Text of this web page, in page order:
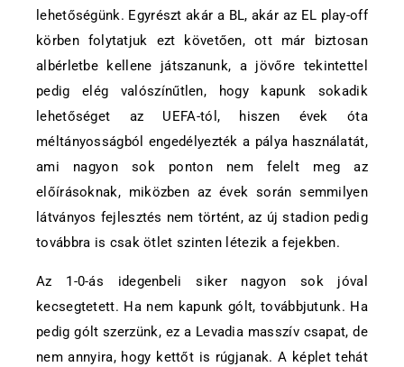
lehetőségünk. Egyrészt akár a BL, akár az EL play-off
körben folytatjuk ezt követően, ott már biztosan
albérletbe kellene játszanunk, a jövőre tekintettel
pedig elég valószínűtlen, hogy kapunk sokadik
lehetőséget az UEFA-tól, hiszen évek óta
méltányosságból engedélyezték a pálya használatát,
ami nagyon sok ponton nem felelt meg az
előírásoknak, miközben az évek során semmilyen
látványos fejlesztés nem történt, az új stadion pedig
továbbra is csak ötlet szinten létezik a fejekben.
Az 1-0-ás idegenbeli siker nagyon sok jóval
kecsegtetett. Ha nem kapunk gólt, továbbjutunk. Ha
pedig gólt szerzünk, ez a Levadia masszív csapat, de
nem annyira, hogy kettőt is rúgjanak. A képlet tehát